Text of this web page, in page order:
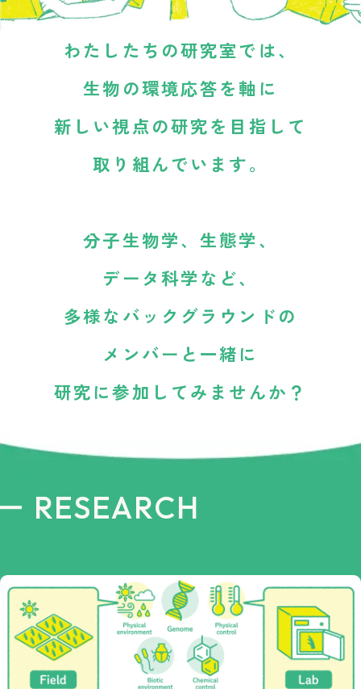
わたしたちの研究室では、
生物の環境応答を軸に
新しい視点の研究を目指して
取り組んでいます。
分子生物学、生態学、
データ科学など、
多様なバックグラウンドの
メンバーと 一緒に
研究に参加してみませんか？
RESEARCH